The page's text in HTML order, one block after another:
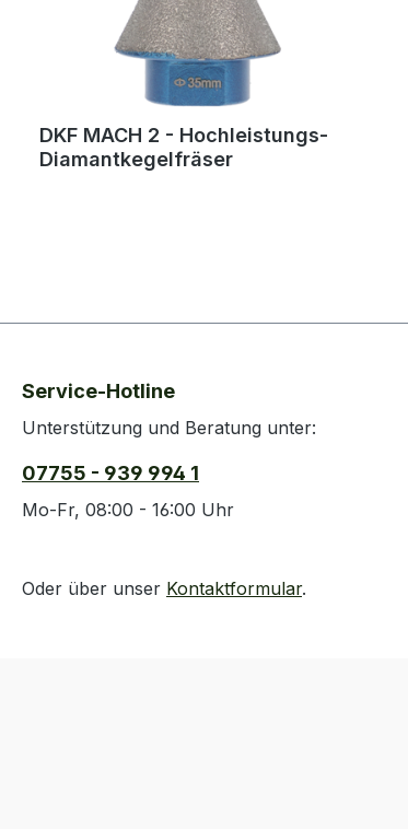
DKF MACH 2 - Hochleistungs-
Diamantkegelfräser
Service-Hotline
Unterstützung und Beratung unter:
07755 - 939 994 1
Mo-Fr, 08:00 - 16:00 Uhr
Oder über unser Kontaktformular.